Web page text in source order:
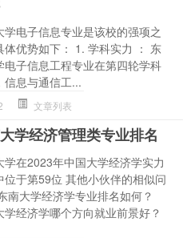
学电子信息专业是该校的强项之
体优势如下： 1. 学科实力 ： 东
电子信息工程专业在第四轮学科
信息与通信工...
文章列表
学经济管理类专业排名
学在2023年中国大学经济学实力
位于第59位 其他小伙伴的相似问
南大学经济学专业排名如何？
学经济学哪个方向就业前景好？